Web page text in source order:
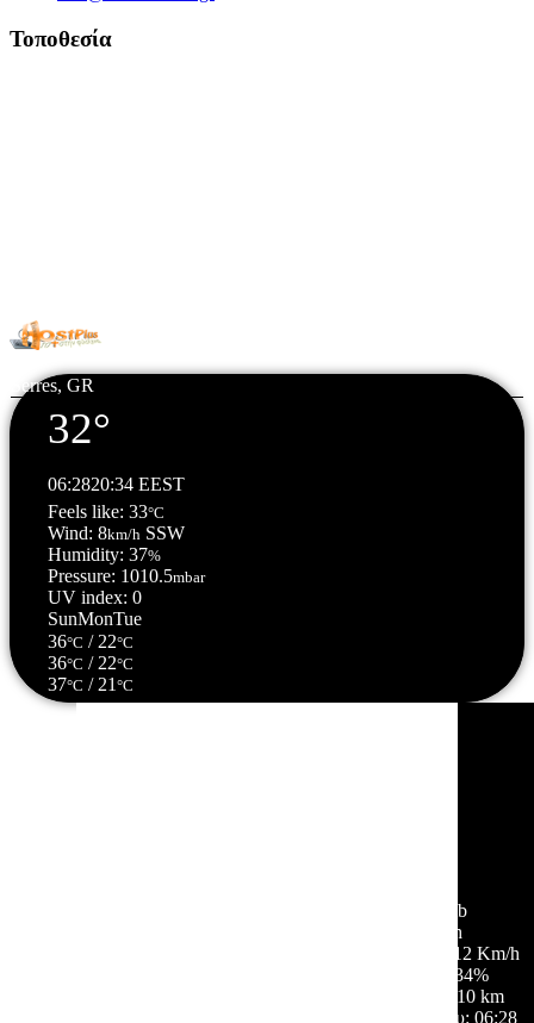
Τοποθεσία
Serres, GR
32°
06:2820:34 EEST
Feels like: 33°C
Wind: 8km/h SSW
Humidity: 37%
Pressure: 1010.5mbar
UV index: 0
SunMonTue
36°C / 22°C
36°C / 22°C
37°C / 21°C
1010 mb
9 Km/h
12 Km/h
34%
10 km
Ανατολή ηλίου: 06:28